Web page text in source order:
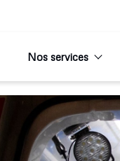
Nos services